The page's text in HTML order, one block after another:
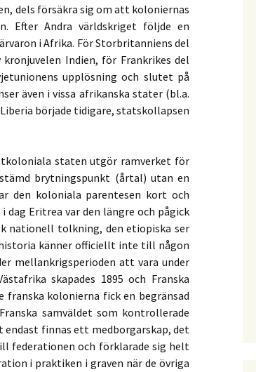
dels försäkra sig om att koloniernas
Efter Andra världskriget följde en
i Afrika. För Storbritanniens del
Indien, för Frankrikes del
upplösning och slutet på
även i vissa afrikanska stater (bl.a.
började tidigare, statskollapsen
staten utgör ramverket för
brytningspunkt (årtal) utan en
den koloniala parentesen kort och
dag Eritrea var den längre och pågick
nationell tolkning, den etiopiska ser
känner officiellt inte till någon
mellankrigsperioden att vara under
skapades 1895 och Franska
franska kolonierna fick en begränsad
samväldet som kontrollerade
finnas ett medborgarskap, det
federationen och förklarade sig helt
i praktiken i graven när de övriga